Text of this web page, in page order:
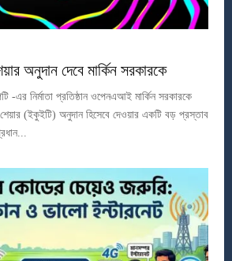
অনুদান দেবে মার্কিন সরকারকে
-এর নির্মাতা প্রতিষ্ঠান ওপেনএআই মার্কিন সরকারকে
(ইকুইটি) অনুদান হিসেবে দেওয়ার একটি বড় প্রস্তাব